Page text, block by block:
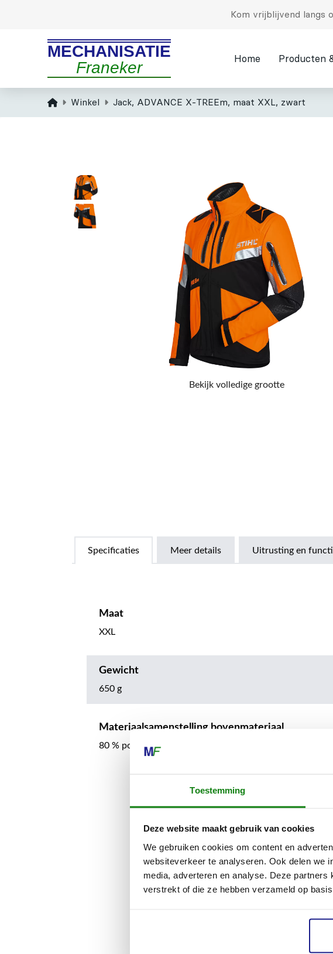
Toestemming
Deze website maakt gebruik van cookies
We gebruiken cookies om content en
websiteverkeer te analyseren. Ook delen we
media, adverteren en analyse. Deze
verstrekt of die ze hebben verzameld op
Kom vrijblijvend langs
MECHANISATIE
Franeker
Home Producten
HomeWinkel Jack, ADVANCE X-TREEm, maat XXL, zwart
Bekijk volledige grootte
Specificaties Meer details Uitrusting en
Maat
XXL
Gewicht
650 g
Materiaalsamenstelling bovenmateriaal
80 % polyester, 15 % polyamide, 4 % elastaan, 1 %